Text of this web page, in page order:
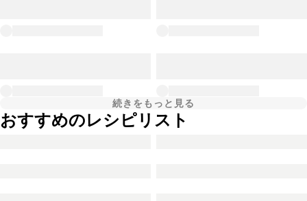
続きをもっと見る
おすすめのレシピリスト